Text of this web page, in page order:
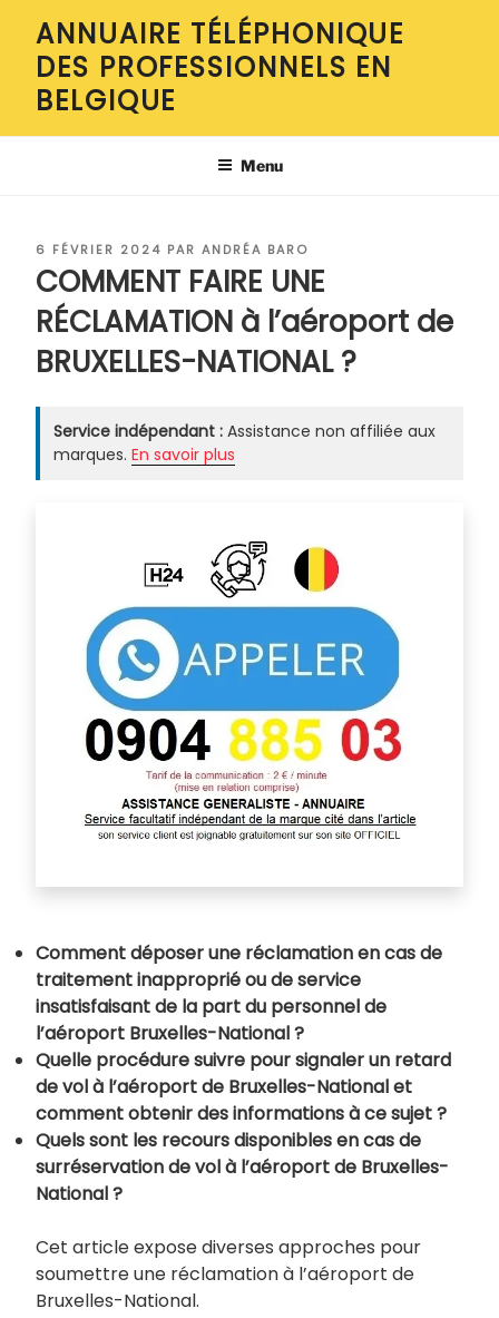
contenu
principal
ANNUAIRE TÉLÉPHONIQUE
DES PROFESSIONNELS EN
BELGIQUE
Menu
PUBLIÉ
LE
6 FÉVRIER 2024 PAR ANDRÉA BARO
COMMENT FAIRE UNE
RÉCLAMATION à l’aéroport de
BRUXELLES-NATIONAL ?
Service indépendant : Assistance non affiliée aux
marques. En savoir plus
Comment déposer une réclamation en cas de
traitement inapproprié ou de service
insatisfaisant de la part du personnel de
l’aéroport Bruxelles-National ?
Quelle procédure suivre pour signaler un retard
de vol à l’aéroport de Bruxelles-National et
comment obtenir des informations à ce sujet ?
Quels sont les recours disponibles en cas de
surréservation de vol à l’aéroport de Bruxelles-
National ?
Cet article expose diverses approches pour
soumettre une réclamation à l’aéroport de
Bruxelles-National.